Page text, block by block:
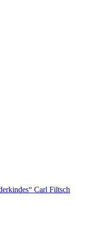
Carl Filtsch